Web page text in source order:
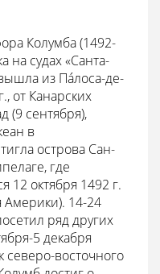
Колумба (1492-
на судах «Санта-
из Пáлоса-де-
от Канарских
(9 сентября),
в
острова Сан-
где
12 октября 1492 г.
Америки). 14-24
ряд других
5 декабря
северо-восточного